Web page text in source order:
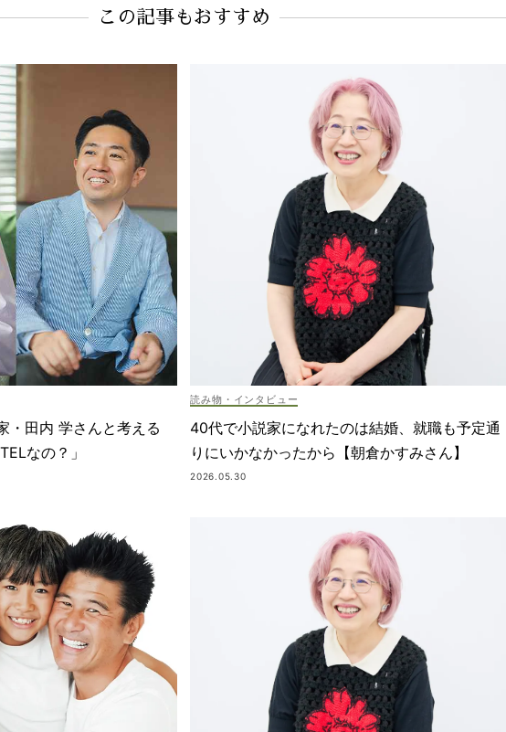
この記事もおすすめ
・田内 学さんと考える
なの？」
読み物・インタビュー
40代で小説家になれたのは結婚、就職も予定通
りにいかなかったから【朝倉かすみさん】
2026.05.30